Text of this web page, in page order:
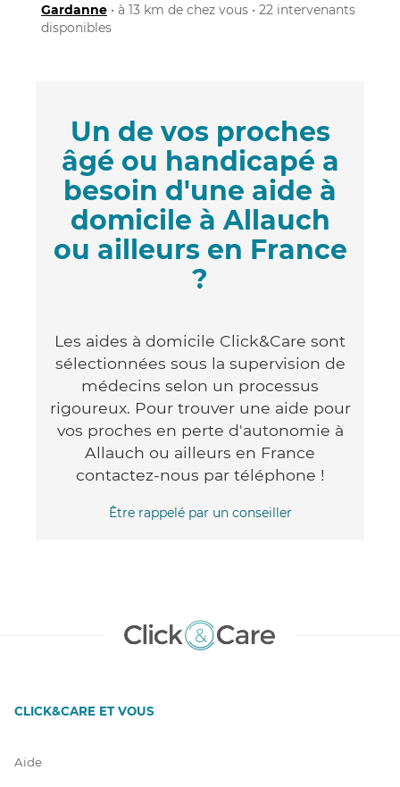
Gardanne • à 13 km de chez vous • 22 intervenants
disponibles
Un de vos proches
âgé ou handicapé a
besoin d'une aide à
domicile à Allauch
ou ailleurs en France
?
Les aides à domicile Click&Care sont
sélectionnées sous la supervision de
médecins selon un processus
rigoureux. Pour trouver une aide pour
vos proches en perte d'autonomie à
Allauch ou ailleurs en France
contactez-nous par téléphone !
Être rappelé par un conseiller
CLICK&CARE ET VOUS
Aide